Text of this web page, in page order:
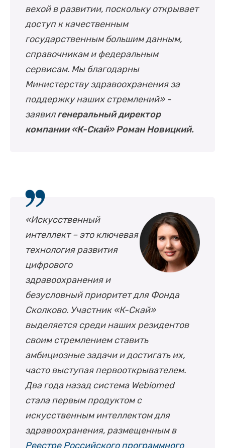
вехой в развитии, поскольку открывает
доступ к качественным
государственным большим данным,
справочникам и федеральным
сервисам. Мы благодарны
Министерству здравоохранения за
поддержку наших стремлений» -
заявилгенеральный директор
компании «К-Скай» Роман Новицкий.
«Искусственный
интеллект – это ключевая
технология развития
цифрового
здравоохранения и
безусловный приоритет для Фонда
Сколково. Участник «К-Скай»
выделяется среди наших резидентов
своим стремлением ставить
амбициозные задачи и достигать их,
часто выступая первооткрывателем.
Два года назад система Webiomed
стала первым продуктом с
искусственным интеллектом для
здравоохранения, размещенным в
Реестре Российского программного